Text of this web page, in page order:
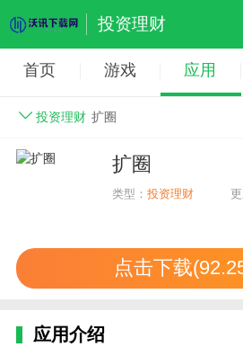
投资理财
首页 游戏 应用
投资理财 扩圈
扩圈
类型：投资理财
点击下载
应用介绍